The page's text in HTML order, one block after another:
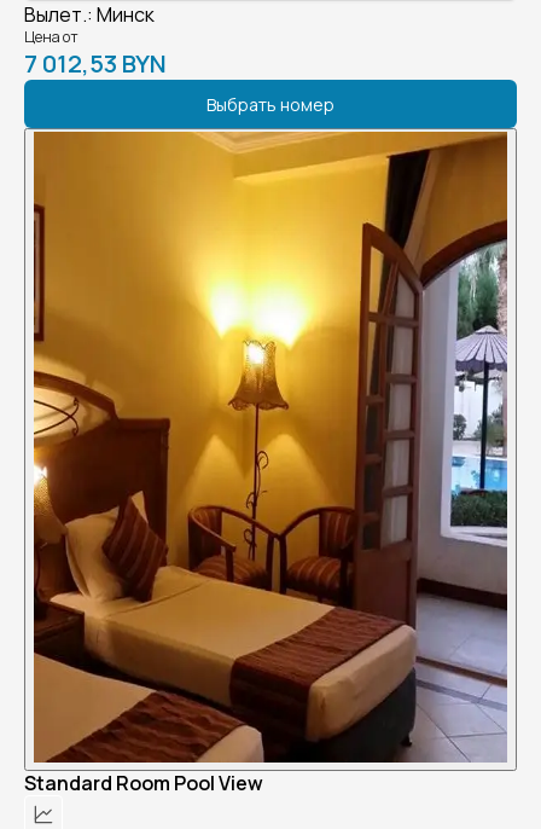
Вылет.: Минск
Цена от
7 012,53 BYN
Выбрать номер
Standard Room Pool View